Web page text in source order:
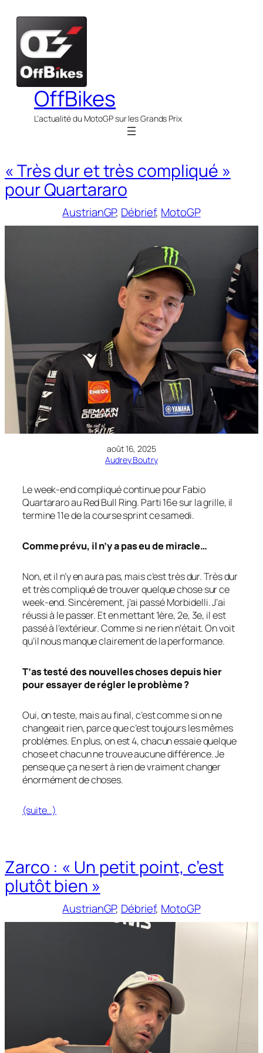
contenu
OffBikes
L'actualité du MotoGP sur les Grands Prix
« Très dur et très compliqué »
pour Quartararo
AustrianGP, Débrief, MotoGP
août 16, 2025
Audrey Boutry
Le week-end compliqué continue pour Fabio
Quartararo au Red Bull Ring. Parti 16e sur la grille, il
termine 11e de la course sprint ce samedi.
Comme prévu, il n’y a pas eu de miracle…
Non, et il n’y en aura pas, mais c’est très dur. Très dur
et très compliqué de trouver quelque chose sur ce
week-end. Sincèrement, j’ai passé Morbidelli. J’ai
réussi à le passer. Et en mettant 1ère, 2e, 3e, il est
passé à l’extérieur. Comme si ne rien n’était. On voit
qu’il nous manque clairement de la performance.
T’as testé des nouvelles choses depuis hier
pour essayer de régler le problème ?
Oui, on teste, mais au final, c’est comme si on ne
changeait rien, parce que c’est toujours les mêmes
problèmes. En plus, on est 4, chacun essaie quelque
chose et chacun ne trouve aucune différence. Je
pense que ça ne sert à rien de vraiment changer
énormément de choses.
(suite…)
Zarco : « Un petit point, c’est
plutôt bien »
AustrianGP, Débrief, MotoGP